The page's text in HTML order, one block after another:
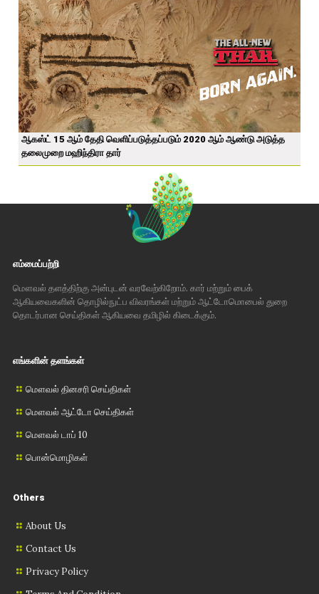
ஆகஸ்ட் 15 ஆம் தேதி வெளிப்படுத்தப்படும் 2020 ஆம் ஆண்டு அடுத்த
தலைமுறை மஹிந்திரா தார்
எம்மைப்பற்றி
மௌவல் தளத்திற்கு அன்புடன் வரவேற்கிறோம். கார் மற்றும் பைக்
ஆகியவைகளின் தொழில்நுட்ப விவரங்கள் மற்றும் ஆட்டோமொபைல் துறை
தொடர்பான செய்திகள் ஆகியவை தமிழில் கிடைக்கும்.
எங்களின் தளங்கள்
மௌவல் தினசரி செய்திகள்
மௌவல் ஆட்டோ செய்திகள்
மௌவல் டாப் 10
பொன்மொழிகள்
Others
About Us
Contact Us
Privacy Policy